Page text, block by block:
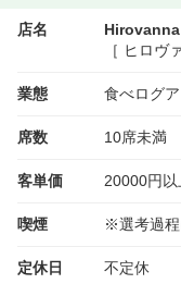
店名
Hirovanna
［ ヒロヴ
業態 食べログ
席数 10席未満
客単価 20000円以
喫煙 ※選考過程
定休日 不定休